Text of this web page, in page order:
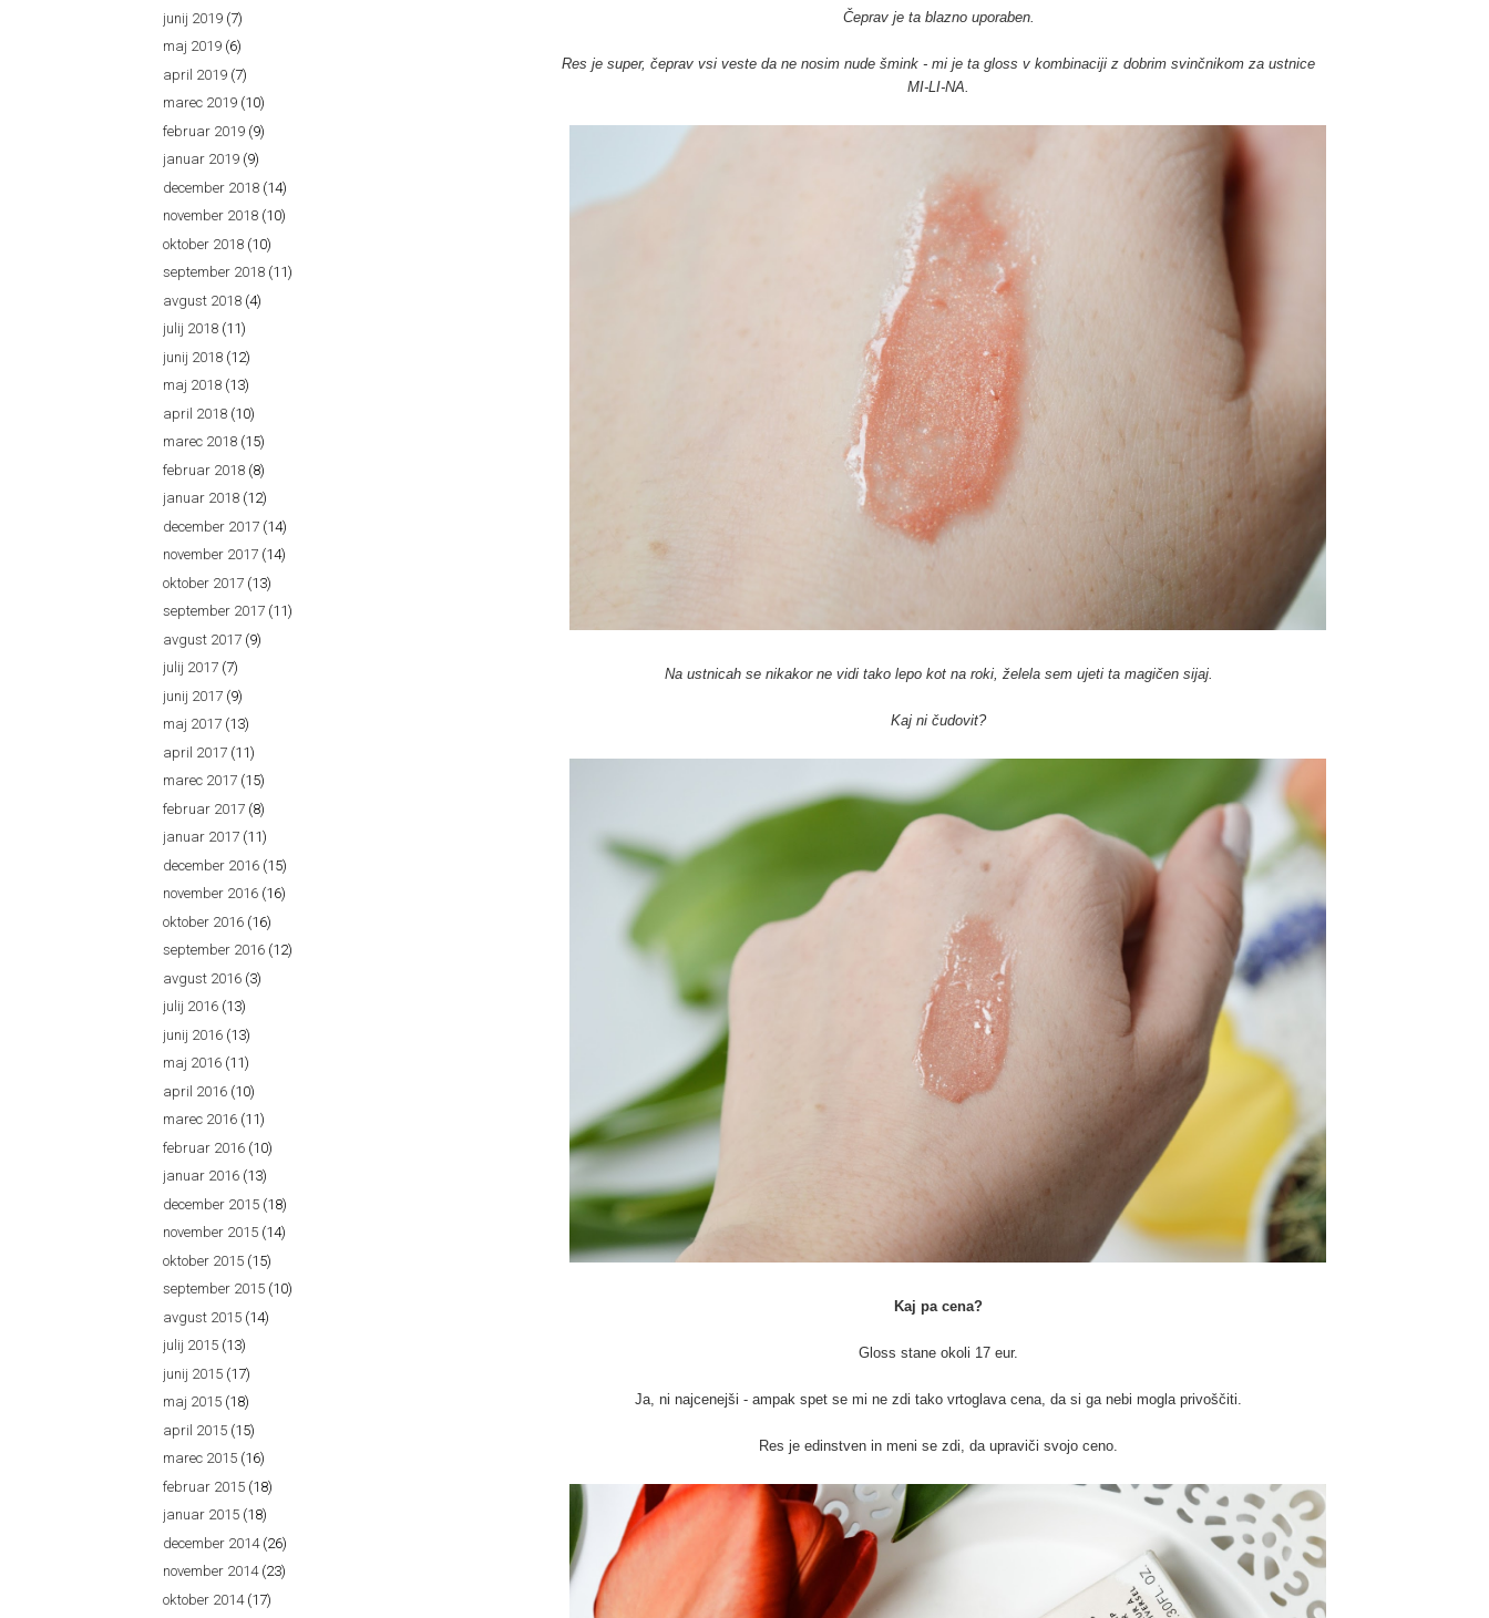
Čeprav je ta blazno uporaben.
Res je super, čeprav vsi veste da ne nosim nude šmink - mi je ta gloss v kombinaciji z dobrim svinčnikom za ustnice
MI-LI-NA.
Na ustnicah se nikakor ne vidi tako lepo kot na roki, želela sem ujeti ta magičen sijaj.
Kaj ni čudovit?
Kaj pa cena?
Gloss stane okoli 17 eur.
Ja, ni najcenejši - ampak spet se mi ne zdi tako vrtoglava cena, da si ga nebi mogla privoščiti.
Res je edinstven in meni se zdi, da upraviči svojo ceno.
junij 2019 (7)
maj 2019 (6)
april 2019 (7)
marec 2019 (10)
februar 2019 (9)
januar 2019 (9)
december 2018 (14)
november 2018 (10)
oktober 2018 (10)
september 2018 (11)
avgust 2018 (4)
julij 2018 (11)
junij 2018 (12)
maj 2018 (13)
april 2018 (10)
marec 2018 (15)
februar 2018 (8)
januar 2018 (12)
december 2017 (14)
november 2017 (14)
oktober 2017 (13)
september 2017 (11)
avgust 2017 (9)
julij 2017 (7)
junij 2017 (9)
maj 2017 (13)
april 2017 (11)
marec 2017 (15)
februar 2017 (8)
januar 2017 (11)
december 2016 (15)
november 2016 (16)
oktober 2016 (16)
september 2016 (12)
avgust 2016 (3)
julij 2016 (13)
junij 2016 (13)
maj 2016 (11)
april 2016 (10)
marec 2016 (11)
februar 2016 (10)
januar 2016 (13)
december 2015 (18)
november 2015 (14)
oktober 2015 (15)
september 2015 (10)
avgust 2015 (14)
julij 2015 (13)
junij 2015 (17)
maj 2015 (18)
april 2015 (15)
marec 2015 (16)
februar 2015 (18)
januar 2015 (18)
december 2014(26)
november 2014(23)
oktober 2014(17)